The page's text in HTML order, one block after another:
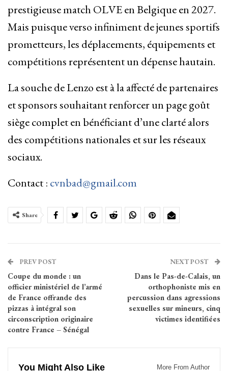
prestigieuse match OLVE en Belgique en 2027.
Mais puisque verso infiniment de jeunes sportifs
prometteurs, les déplacements, équipements et
compétitions représentent un dépense hautain.
La souche de Lenzo est à la affecté de partenaires
et sponsors souhaitant renforcer un page goût
siège complet en bénéficiant d’une clarté alors
des compétitions nationales et sur les réseaux
sociaux.
Contact : cvnbad@gmail.com
Share
PREV POST
Coupe du monde : un
officier ministériel de l’armé
de France offrande des
pizzas à intégral son
circonscription originaire
contre France – Sénégal
NEXT POST
Dans le Pas-de-Calais, un
orthophoniste mis en
percussion dans agressions
sexuelles sur mineurs, cinq
victimes identifiées
You Might Also Like More From Author